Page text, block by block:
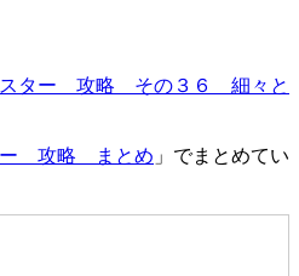
ター 攻略 その３６ 細々と
ー 攻略 まとめ 」でまとめてい